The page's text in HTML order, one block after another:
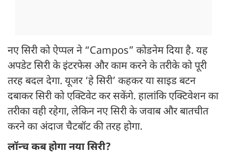
नए सिरी को ऐप्पल ने “Campos” कोडनेम दिया है. यह
अपडेट सिरी के इंटरफेस और काम करने के तरीके को पूरी
तरह बदल देगा. यूजर ‘हे सिरी’ कहकर या साइड बटन
दबाकर सिरी को एक्टिवेट कर सकेंगे. हालांकि एक्टिवेशन का
तरीका वही रहेगा, लेकिन नए सिरी के जवाब और बातचीत
करने का अंदाज चैटबॉट की तरह होगा.
लॉन्च कब होगा नया सिरी?